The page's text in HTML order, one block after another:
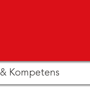
Kompetens